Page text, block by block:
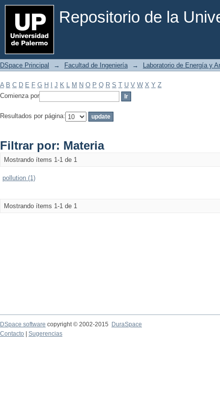
Repositorio de la
Filtrar por: Materia
DSpace Principal → Facultad de Ingeniería → Laboratorio de Energía y
A B C D E F G H J K L M N O P Q R S T U V W X Y Z
Comienza por
Resultados por página:
Filtrar por: Materia
Mostrando ítems 1-1 de 1
pollution (1)
Mostrando ítems 1-1 de 1
DSpace software copyright © 2002-2015
DuraSpace
Contacto
Sugerencias